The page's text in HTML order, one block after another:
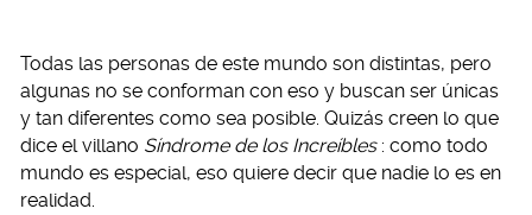
Todas las personas de este mundo son distintas, pero
algunas no se conforman con eso y buscan ser únicas
y tan diferentes como sea posible. Quizás creen lo que
dice el villano Síndrome de los Increíbles : como todo
mundo es especial, eso quiere decir que nadie lo es en
realidad.